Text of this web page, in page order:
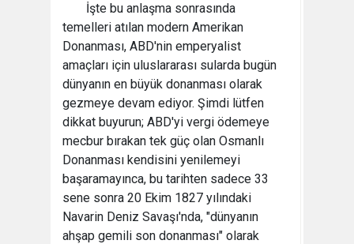
İşte bu anlaşma sonrasında
temelleri atılan modern Amerikan
Donanması, ABD'nin emperyalist
amaçları için uluslararası sularda bugün
dünyanın en büyük donanması olarak
gezmeye devam ediyor. Şimdi lütfen
dikkat buyurun; ABD'yi vergi ödemeye
mecbur bırakan tek güç olan Osmanlı
Donanması kendisini yenilemeyi
başaramayınca, bu tarihten sadece 33
sene sonra 20 Ekim 1827 yılındaki
Navarin Deniz Savaşı'nda, "dünyanın
ahşap gemili son donanması" olarak